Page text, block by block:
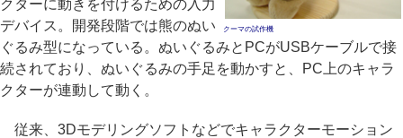
クーマの試作機
クターに動きを付けるための入力
デバイス。開発段階では熊のぬい
ぐるみ型になっている。ぬいぐるみとPCがUSBケーブルで接
続されており、ぬいぐるみの手足を動かすと、PC上のキャラ
クターが連動して動く。
従来、3Dモデリングソフトなどでキャラクターモーション